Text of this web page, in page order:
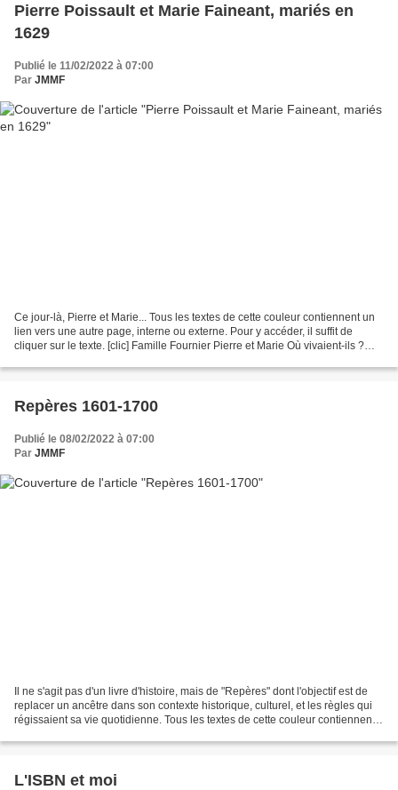
Pierre Poissault et Marie Faineant, mariés en
1629
Publié le 11/02/2022 à 07:00
Par JMMF
Ce jour-là, Pierre et Marie... Tous les textes de cette couleur contiennent un
lien vers une autre page, interne ou externe. Pour y accéder, il suffit de
cliquer sur le texte. [clic] Famille Fournier Pierre et Marie Où vivaient-ils ?
Repères 1601-1700
Publié le 08/02/2022 à 07:00
Par JMMF
Il ne s'agit pas d'un livre d'histoire, mais de "Repères" dont l'objectif est de
replacer un ancêtre dans son contexte historique, culturel, et les règles qui
régissaient sa vie quotidienne. Tous les textes de cette couleur contiennent
L'ISBN et moi